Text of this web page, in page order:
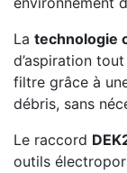
La technologie
d’aspiration
filtre grâce à
débris, sans
Le raccord
outils